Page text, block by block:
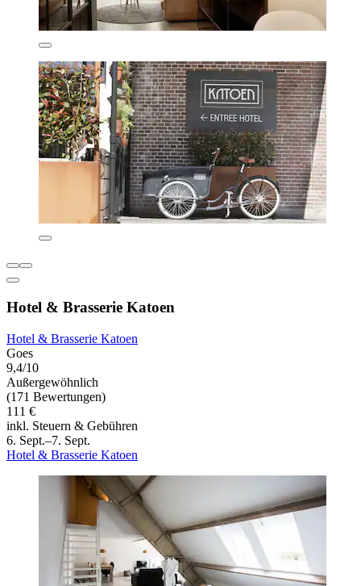
Hotel & Brasserie Katoen
Hotel & Brasserie Katoen
Goes
9,4/10
Außergewöhnlich
(171 Bewertungen)
111 €
inkl. Steuern & Gebühren
6. Sept.–7. Sept.
Hotel & Brasserie Katoen